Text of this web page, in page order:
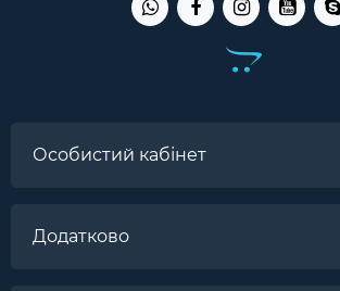
Особистий кабінет
Додатково